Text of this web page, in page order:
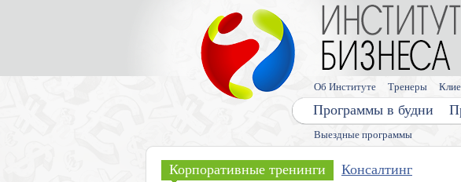
Выездные программы
Программы в будни
Об Институте Тренеры
Корпоративные тренинги Консалтинг